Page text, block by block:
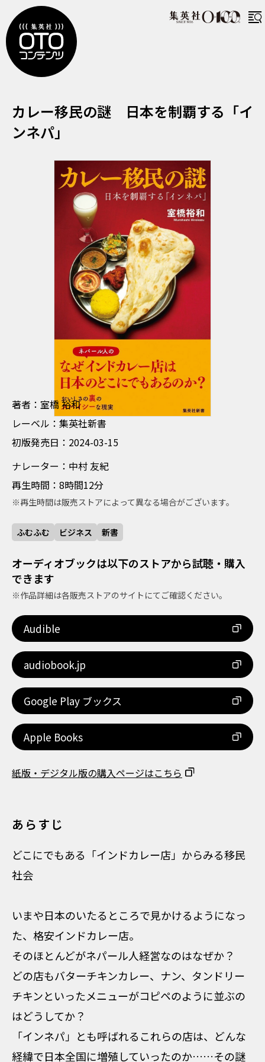
かれーいみんのなぞ にほんをせいはす
カレー移民の謎 日本を制覇する「イ
ンネパ」
ちょしゃ むろはし ひろかず
著者：室橋 裕和
れーべる 集英社新書
レーベル：集英社新書
しょはんはつばいび 2024-03-15
初版発売日：2024-03-15
なれーたー なかむら ともき
ナレーター：中村 友紀
さいせいじかん 8時間12分
再生時間：8時間12分
※再生時間は販売ストアによって異なる場合がございます。
ふむふむ ビジネス 新書
オーディオブックは以下のストアから試聴・購入
できます
※作品詳細は各販売ストアのサイトにてご確認ください。
Audible
audiobook.jp
Google Play ブックス
Apple Books
紙版・デジタル版の購入ページはこちら
あらすじ
どこにでもある「インドカレー店」からみる移民
社会
いまや日本のいたるところで見かけるようになっ
た、格安インドカレー店。
そのほとんどがネパール人経営なのはなぜか？
どの店もバターチキンカレー、ナン、タンドリー
チキンといったメニューがコピペのように並ぶの
はどうしてか？
「インネパ」とも呼ばれるこれらの店は、どんな
経緯で日本全国に増殖していったのか……その謎